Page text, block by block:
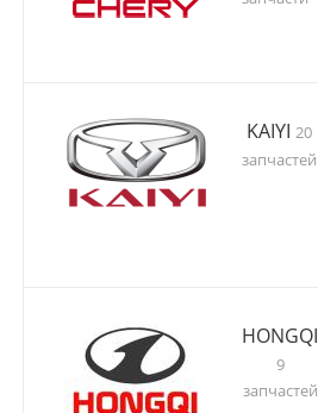
KAIYI 20
запчастей
HONGQI
9
запчастей